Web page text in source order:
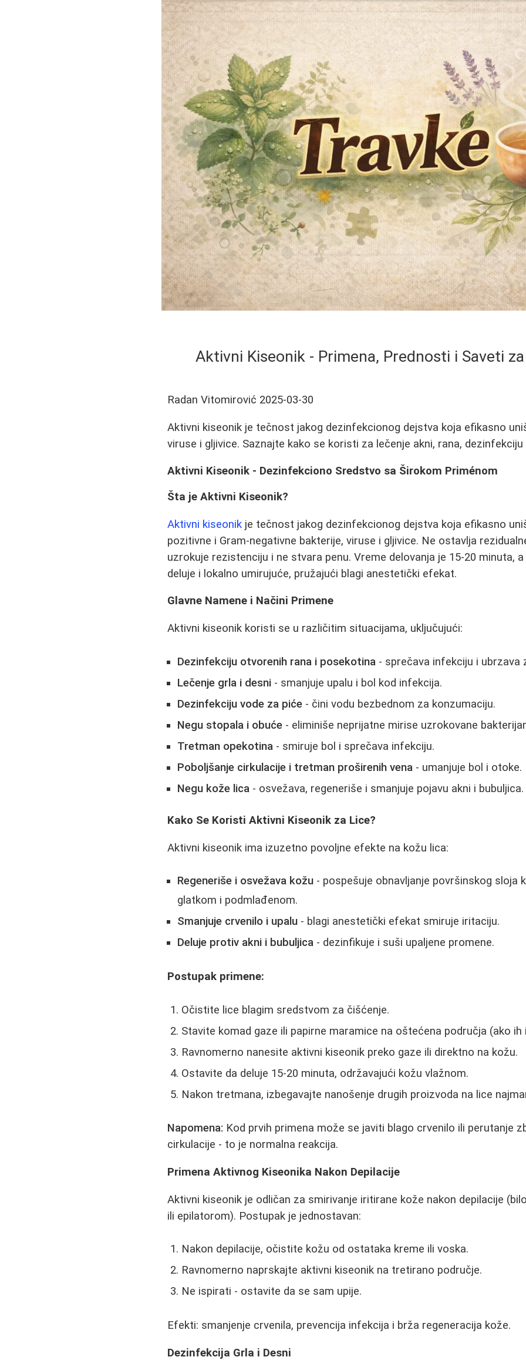
Aktivni Kiseonik - Primena, Prednosti i Saveti
Radan Vitomirović 2025-03-30
Aktivni kiseonik je tečnost jakog dezinfekcionog dejstva koja efikasno
viruse i gljivice. Saznajte kako se koristi za lečenje akni, rana, dezinfekciju
Aktivni Kiseonik - Dezinfekciono Sredstvo sa Širokom Priménom
Šta je Aktivni Kiseonik?
Aktivni kiseonik je tečnost jakog dezinfekcionog dejstva koja efikasno
pozitivne i Gram-negativne bakterije, viruse i gljivice. Ne ostavlja
uzrokuje rezistenciju i ne stvara penu. Vreme delovanja je 15-20 minuta,
deluje i lokalno umirujuće, pružajući blagi anestetički efekat.
Glavne Namene i Načini Primene
Aktivni kiseonik koristi se u različitim situacijama, uključujući:
Dezinfekciju otvorenih rana i posekotina - sprečava infekciju i ubrzava
Lečenje grla i desni - smanjuje upalu i bol kod infekcija.
Dezinfekciju vode za piće - čini vodu bezbednom za konzumaciju.
Negu stopala i obuće - eliminiše neprijatne mirise uzrokovane
Tretman opekotina - smiruje bol i sprečava infekciju.
Poboljšanje cirkulacije i tretman proširenih vena - umanjuje bol i otoke.
Negu kože lica - osvežava, regeneriše i smanjuje pojavu akni i bubuljica.
Kako Se Koristi Aktivni Kiseonik za Lice?
Aktivni kiseonik ima izuzetno povoljne efekte na kožu lica:
Regeneriše i osvežava kožu - pospešuje obnavljanje površinskog sloja
glatkom i podmlađenom.
Smanjuje crvenilo i upalu - blagi anestetički efekat smiruje iritaciju.
Deluje protiv akni i bubuljica - dezinfikuje i suši upaljene promene.
Postupak primene:
Očistite lice blagim sredstvom za čišćenje.
Stavite komad gaze ili papirne maramice na oštećena područja (ako ih
Ravnomerno nanesite aktivni kiseonik preko gaze ili direktno na kožu.
Ostavite da deluje 15-20 minuta, održavajući kožu vlažnom.
Nakon tretmana, izbegavajte nanošenje drugih proizvoda na lice
Napomena: Kod prvih primena može se javiti blago crvenilo ili perutanje
cirkulacije - to je normalna reakcija.
Primena Aktivnog Kiseonika Nakon Depilacije
Aktivni kiseonik je odličan za smirivanje iritirane kože nakon depilacije
ili epilatorom). Postupak je jednostavan:
Nakon depilacije, očistite kožu od ostataka kreme ili voska.
Ravnomerno naprskajte aktivni kiseonik na tretirano područje.
Ne ispirati - ostavite da se sam upije.
Efekti: smanjenje crvenila, prevencija infekcija i brža regeneracija kože.
Dezinfekcija Grla i Desni